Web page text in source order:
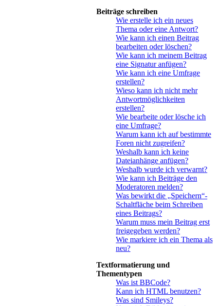
Beiträge schreiben
Wie erstelle ich ein neues
Thema oder eine Antwort?
Wie kann ich einen Beitrag
bearbeiten oder löschen?
Wie kann ich meinem Beitrag
eine Signatur anfügen?
Wie kann ich eine Umfrage
erstellen?
Wieso kann ich nicht mehr
Antwortmöglichkeiten
erstellen?
Wie bearbeite oder lösche ich
eine Umfrage?
Warum kann ich auf bestimmte
Foren nicht zugreifen?
Weshalb kann ich keine
Dateianhänge anfügen?
Weshalb wurde ich verwarnt?
Wie kann ich Beiträge den
Moderatoren melden?
Was bewirkt die „Speichern“-
Schaltfläche beim Schreiben
eines Beitrags?
Warum muss mein Beitrag erst
freigegeben werden?
Wie markiere ich ein Thema als
neu?
Textformatierung und
Thementypen
Was ist BBCode?
Kann ich HTML benutzen?
Was sind Smileys?